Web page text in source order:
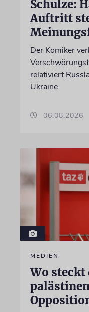
Schulze:
Auftritt
Der Komiker
relativiert
Ukraine
06.08.2026
MEDIEN
Wo steckt